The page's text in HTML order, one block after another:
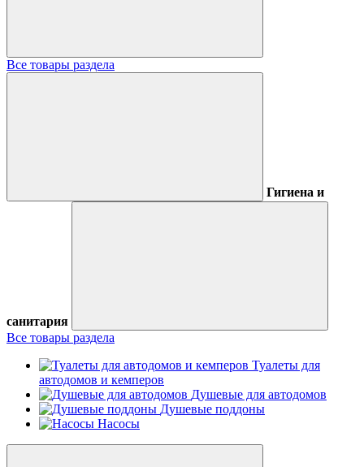
Все товары раздела
Гигиена и
санитария
Все товары раздела
Туалеты для
автодомов и кемперов
Душевые для автодомов
Душевые поддоны
Насосы